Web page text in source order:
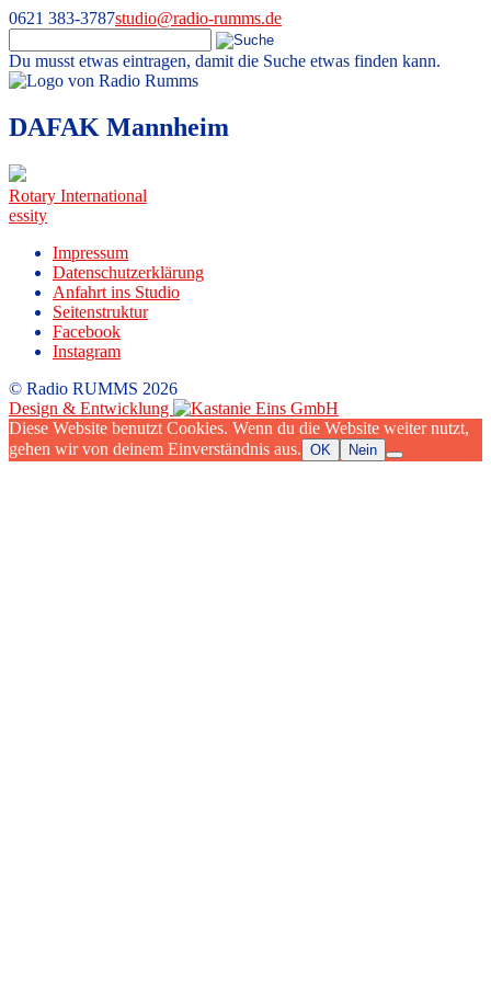
0621 383-3787studio@radio-rumms.de
Du musst etwas eintragen, damit die Suche etwas finden kann.
Skip
content
Radio RUMMS
Radio RUMMS ist ein Radioprojekt mit und für kranke Kinder und
Jugendliche in der Universitätsmedizin Mannheim.
DAFAK Mannheim
Beitragsnavigation
Rotary International
essity
Impressum
Datenschutzerklärung
Anfahrt ins Studio
Seitenstruktur
Facebook
Instagram
© Radio RUMMS 2026
Design & Entwicklung
Diese Website benutzt Cookies. Wenn du die Website weiter nutzt,
gehen wir von deinem Einverständnis aus. OK Nein